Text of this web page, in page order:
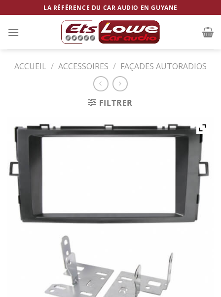
to
content
LA RÉFÉRENCE DU CAR AUDIO EN GUYANE
ACCUEIL / ACCESSOIRES / FAÇADES AUTORADIOS
FILTRER